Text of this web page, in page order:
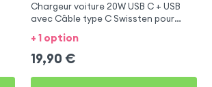
Chargeur voiture 20W USB C + USB
avec Câble type C Swissten pour
OnePlus 12
+ 1 option
19,90 €